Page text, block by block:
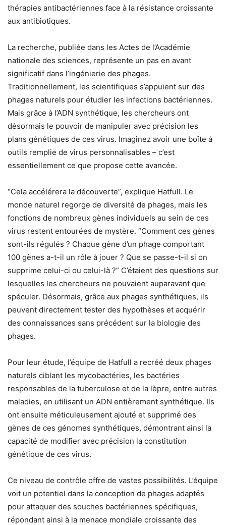
thérapies antibactériennes face à la résistance croissante
aux antibiotiques.
La recherche, publiée dans les Actes de l’Académie
nationale des sciences, représente un pas en avant
significatif dans l’ingénierie des phages.
Traditionnellement, les scientifiques s’appuient sur des
phages naturels pour étudier les infections bactériennes.
Mais grâce à l’ADN synthétique, les chercheurs ont
désormais le pouvoir de manipuler avec précision les
plans génétiques de ces virus. Imaginez avoir une boîte à
outils remplie de virus personnalisables – c’est
essentiellement ce que propose cette avancée.
“Cela accélérera la découverte”, explique Hatfull. Le
monde naturel regorge de diversité de phages, mais les
fonctions de nombreux gènes individuels au sein de ces
virus restent entourées de mystère. “Comment ces gènes
sont-ils régulés ? Chaque gène d’un phage comportant
100 gènes a-t-il un rôle à jouer ? Que se passe-t-il si on
supprime celui-ci ou celui-là ?” C’étaient des questions sur
lesquelles les chercheurs ne pouvaient auparavant que
spéculer. Désormais, grâce aux phages synthétiques, ils
peuvent directement tester des hypothèses et acquérir
des connaissances sans précédent sur la biologie des
phages.
Pour leur étude, l’équipe de Hatfull a recréé deux phages
naturels ciblant les mycobactéries, les bactéries
responsables de la tuberculose et de la lèpre, entre autres
maladies, en utilisant un ADN entièrement synthétique. Ils
ont ensuite méticuleusement ajouté et supprimé des
gènes de ces génomes synthétiques, démontrant ainsi la
capacité de modifier avec précision la constitution
génétique de ces virus.
Ce niveau de contrôle offre de vastes possibilités. L’équipe
voit un potentiel dans la conception de phages adaptés
pour attaquer des souches bactériennes spécifiques,
répondant ainsi à la menace mondiale croissante des